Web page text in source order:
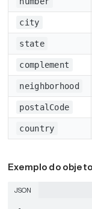
city
state
complement
neighborhood
postalCode
country
Exemplo do
JSON